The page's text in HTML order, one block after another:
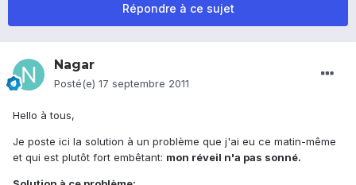
Répondre à ce sujet
Nagar
Posté(e) 17 septembre 2011
Hello à tous,
Je poste ici la solution à un problème que j'ai eu ce matin-même
et qui est plutôt fort embêtant: mon réveil n'a pas sonné.